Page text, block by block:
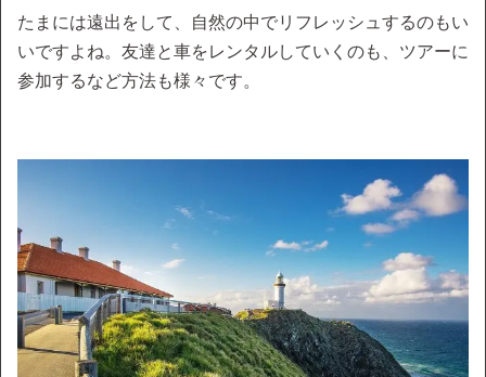
たまには遠出をして、自然の中でリフレッシュするのもい
いですよね。友達と車をレンタルしていくのも、ツアーに
参加するなど方法も様々です。